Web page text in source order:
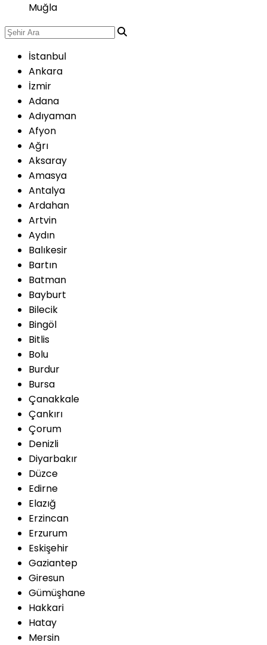
Muğla
İstanbul
Ankara
İzmir
Adana
Adıyaman
Afyon
Ağrı
Aksaray
Amasya
Antalya
Ardahan
Artvin
Aydın
Balıkesir
Bartın
Batman
Bayburt
Bilecik
Bingöl
Bitlis
Bolu
Burdur
Bursa
Çanakkale
Çankırı
Çorum
Denizli
Diyarbakır
Düzce
Edirne
Elazığ
Erzincan
Erzurum
Eskişehir
Gaziantep
Giresun
Gümüşhane
Hakkari
Hatay
Mersin